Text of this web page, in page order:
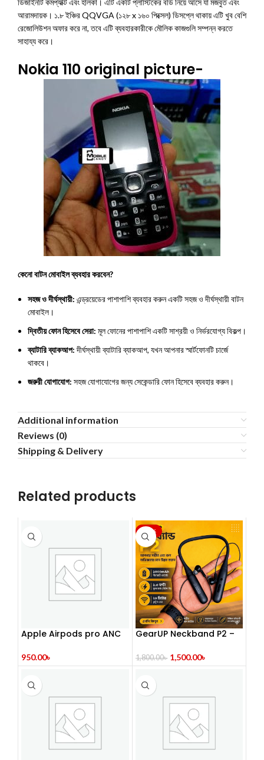
ডিজাইনটি কমপ্যাক্ট এবং হালকা। এটি একটি প্লাস্টিকের বডি নিয়ে আসে যা মজবুত এবং
আরামদায়ক। ১.৮ ইঞ্চির QQVGA (১২৮ x ১৬০ পিক্সেল) ডিসপ্লে থাকায় এটি খুব বেশি
রেজোলিউশন অফার করে না, তবে এটি ব্যবহারকারীকে মৌলিক কাজগুলি সম্পন্ন করতে
সাহায্য করে।
Nokia 110 original picture-
কেনো বাটন মোবাইল ব্যবহার করবেন?
সহজ ও দীর্ঘস্থায়ী: এন্ড্রয়েডের পাশাপাশি ব্যবহার করুন একটি সহজ ও দীর্ঘস্থায়ী বাটন
মোবাইল।
দ্বিতীয় ফোন হিসেবে সেরা: মূল ফোনের পাশাপাশি একটি সাশ্রয়ী ও নির্ভরযোগ্য বিকল্প।
ব্যাটারি ব্যাকআপ:দীর্ঘস্থায়ী ব্যাটারি ব্যাকআপ, যখন আপনার স্মার্টফোনটি চার্জে
থাকবে।
জরুরী যোগাযোগ: সহজ যোগাযোগের জন্য সেকেন্ডারি ফোন হিসেবে ব্যবহার করুন।
Additional information
Reviews (0)
Shipping & Delivery
Related products
Apple Airpods pro ANC
950.00৳
-17%
GearUP Neckband P2 –
1,800.00৳ 1,500.00৳